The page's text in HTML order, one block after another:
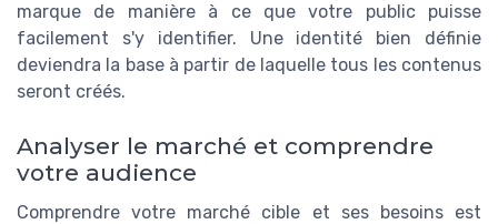
marque de manière à ce que votre public puisse
facilement s'y identifier. Une identité bien définie
deviendra la base à partir de laquelle tous les contenus
seront créés.
Analyser le marché et comprendre
votre audience
Comprendre votre marché cible et ses besoins est